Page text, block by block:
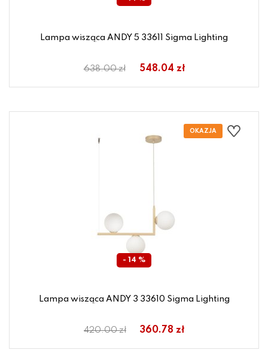
Lampa wisząca ANDY 5 33611 Sigma Lighting
638.00 zł 548.04 zł
- 14 %
Lampa wisząca ANDY 3 33610 Sigma Lighting
420.00 zł 360.78 zł